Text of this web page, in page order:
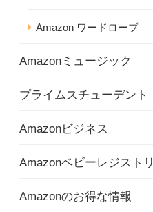
Amazon ワードローブ
Amazonミュージック
プライムスチューデント
Amazonビジネス
Amazonベビーレジストリ
Amazonのお得な情報